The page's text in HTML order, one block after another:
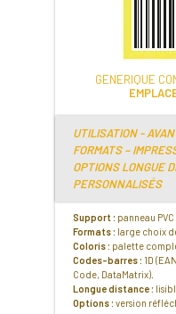
GENERIQUE
UTILISATION -
FORMATS –
OPTIONS LONGUE
PERSONNALISÉS
Support : panneau
Formats : large choix
Coloris : palette
Codes-barres : 1D
Code, DataMatrix).
Longue distance :
Options : version